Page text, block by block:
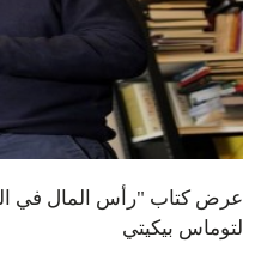
عرض كتاب "رأس المال في
لتوماس بيكيتي